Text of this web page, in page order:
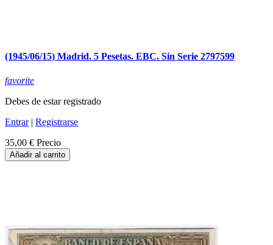
(1945/06/15) Madrid. 5 Pesetas. EBC. Sin Serie 2797599
favorite
Debes de estar registrado
Entrar| Registrarse
35,00 € Precio
Añadir al carrito